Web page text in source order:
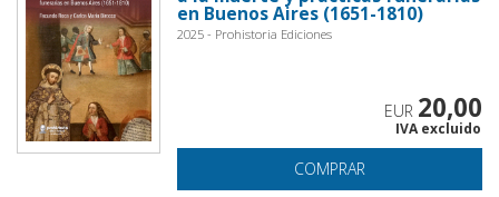
en Buenos Aires (1651-1810)
2025 - Prohistoria Ediciones
EUR 20,00
IVA excluido
COMPRAR